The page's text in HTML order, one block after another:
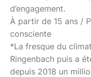
d’engagement.
À partir de 15 ans /
consciente
*La fresque du
Ringenbach puis a
depuis 2018 un